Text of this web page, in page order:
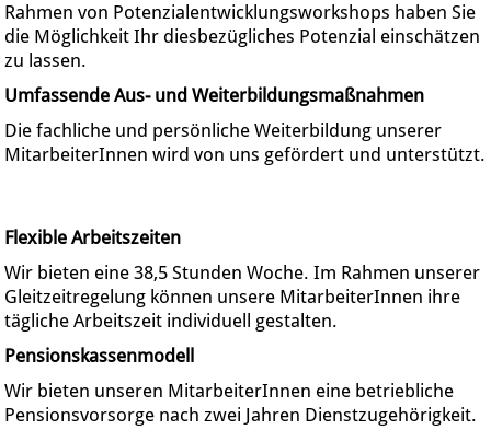
Rahmen von Potenzialentwicklungsworkshops haben Sie
die Möglichkeit Ihr diesbezügliches Potenzial einschätzen
zu lassen.
Umfassende Aus- und Weiterbildungsmaßnahmen
Die fachliche und persönliche Weiterbildung unserer
MitarbeiterInnen wird von uns gefördert und unterstützt.
Flexible Arbeitszeiten
Wir bieten eine 38,5 Stunden Woche. Im Rahmen unserer
Gleitzeitregelung können unsere MitarbeiterInnen ihre
tägliche Arbeitszeit individuell gestalten.
Pensionskassenmodell
Wir bieten unseren MitarbeiterInnen eine betriebliche
Pensionsvorsorge nach zwei Jahren Dienstzugehörigkeit.